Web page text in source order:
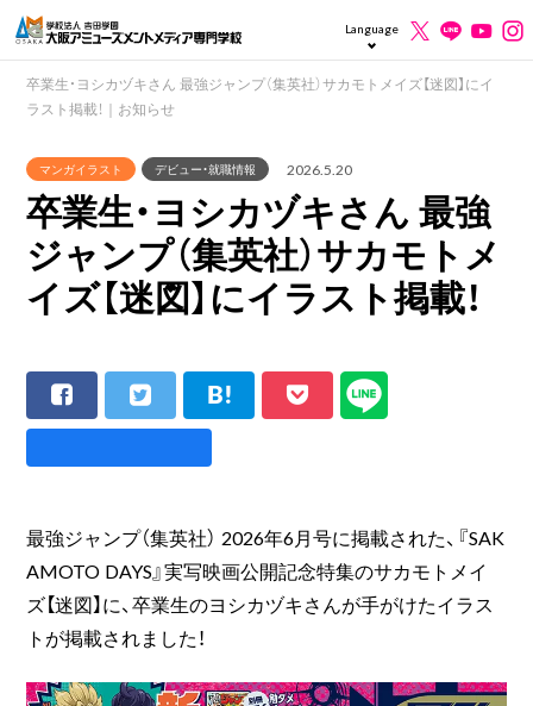
Language
卒業生・ヨシカヅキさん 最強ジャンプ（集英社）サカモトメイズ【迷図】にイ
ラスト掲載！｜お知らせ
マンガイラスト デビュー・就職情報 2026.5.20
卒業生・ヨシカヅキさん 最強
ジャンプ（集英社）サカモトメ
イズ【迷図】にイラスト掲載！
最強ジャンプ（集英社） 2026年6月号に掲載された、『SAK
AMOTO DAYS』実写映画公開記念特集のサカモトメイ
ズ【迷図】に、卒業生のヨシカヅキさんが手がけたイラス
トが掲載されました！